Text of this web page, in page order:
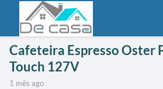
Cafeteira Espresso Oster
Touch 127V
1 mês ago